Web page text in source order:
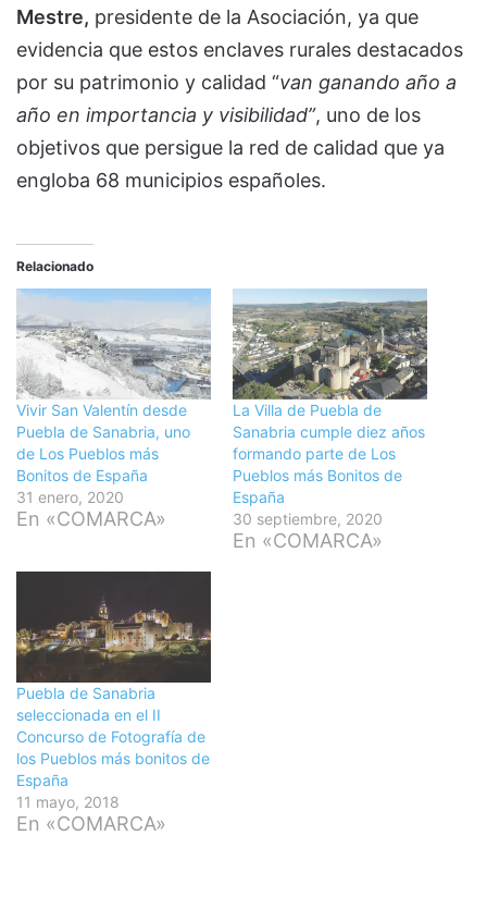
Mestre, presidente de la Asociación, ya que
evidencia que estos enclaves rurales destacados
por su patrimonio y calidad “van ganando año a
año en importancia y visibilidad”, uno de los
objetivos que persigue la red de calidad que ya
engloba 68 municipios españoles.
Relacionado
Vivir San Valentín desde
Puebla de Sanabria, uno
de Los Pueblos más
Bonitos de España
31 enero, 2020
En «COMARCA»
La Villa de Puebla de
Sanabria cumple diez años
formando parte de Los
Pueblos más Bonitos de
España
30 septiembre, 2020
En «COMARCA»
Puebla de Sanabria
seleccionada en el II
Concurso de Fotografía de
los Pueblos más bonitos de
España
11 mayo, 2018
En «COMARCA»